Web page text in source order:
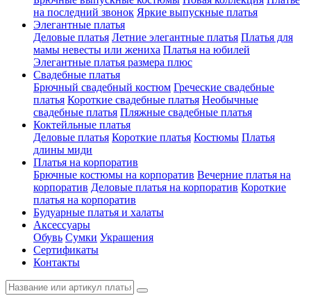
на последний звонок Яркие выпускные платья
Элегантные платья
Деловые платья Летние элегантные платья Платья для
мамы невесты или жениха Платья на юбилей
Элегантные платья размера плюс
Свадебные платья
Брючный свадебный костюм Греческие свадебные
платья Короткие свадебные платья Необычные
свадебные платья Пляжные свадебные платья
Коктейльные платья
Деловые платья Короткие платья Костюмы Платья
длины миди
Платья на корпоратив
Брючные костюмы на корпоратив Вечерние платья на
корпоратив Деловые платья на корпоратив Короткие
платья на корпоратив
Будуарные платья и халаты
Аксессуары
Обувь Сумки Украшения
Сертификаты
Контакты